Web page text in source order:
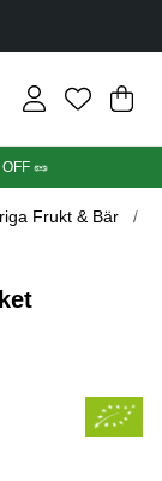
Din
.
🥜
Frukt & Bär